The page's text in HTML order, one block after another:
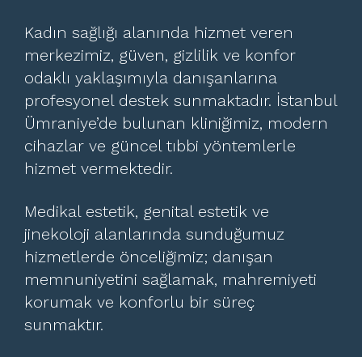
Kadın sağlığı alanında hizmet veren
merkezimiz, güven, gizlilik ve konfor
odaklı yaklaşımıyla danışanlarına
profesyonel destek sunmaktadır. İstanbul
Ümraniye’de bulunan kliniğimiz, modern
cihazlar ve güncel tıbbi yöntemlerle
hizmet vermektedir.
Medikal estetik, genital estetik ve
jinekoloji alanlarında sunduğumuz
hizmetlerde önceliğimiz; danışan
memnuniyetini sağlamak, mahremiyeti
korumak ve konforlu bir süreç
sunmaktır.